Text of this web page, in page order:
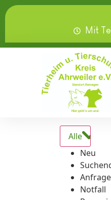
springen
Mit
Alle
Neu
Notfall